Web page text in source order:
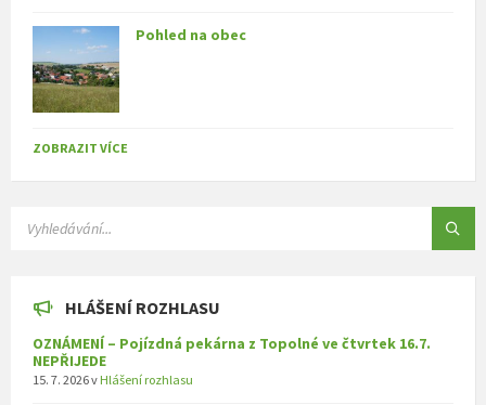
Pohled na obec
ZOBRAZIT VÍCE
HLÁŠENÍ ROZHLASU
OZNÁMENÍ – Pojízdná pekárna z Topolné ve čtvrtek 16.7.
NEPŘIJEDE
15. 7. 2026v Hlášení rozhlasu